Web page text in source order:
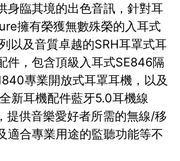
身臨其境的出色音訊，針對耳
擁有榮獲無數殊榮的入耳式
以及音質卓越的SRH耳罩式耳
件，包含頂級入耳式SE846隔
專業開放式耳罩耳機，以及
新耳機配件藍牙5.0耳機線
提供音樂愛好者所需的無線/移
適合專業用途的監聽功能等不